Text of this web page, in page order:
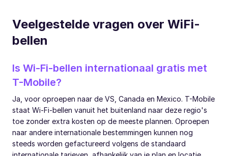
Veelgestelde vragen over WiFi-
bellen
Is Wi-Fi-bellen internationaal gratis met
T-Mobile?
Ja, voor oproepen naar de VS, Canada en Mexico. T-Mobile
staat Wi-Fi-bellen vanuit het buitenland naar deze regio's
toe zonder extra kosten op de meeste plannen. Oproepen
naar andere internationale bestemmingen kunnen nog
steeds worden gefactureerd volgens de standaard